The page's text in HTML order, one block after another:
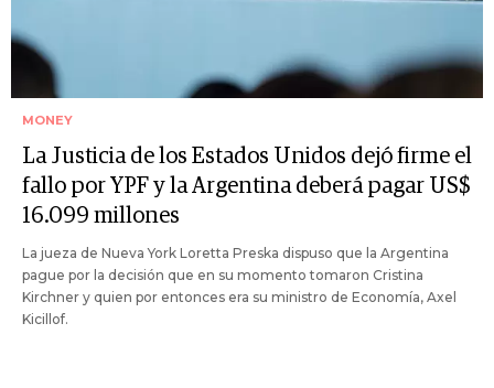
MONEY
La Justicia de los Estados Unidos dejó firme el
fallo por YPF y la Argentina deberá pagar US$
16.099 millones
La jueza de Nueva York Loretta Preska dispuso que la Argentina
pague por la decisión que en su momento tomaron Cristina
Kirchner y quien por entonces era su ministro de Economía, Axel
Kicillof.